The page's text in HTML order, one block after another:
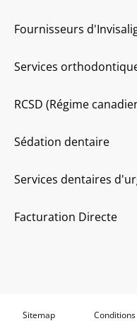
Fournisseurs
Services
RCSD (Régime
Sédation dentaire
Services dentaires
Facturation Directe
Sitemap
Conditions